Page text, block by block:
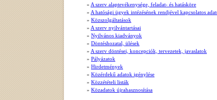
» A szerv alaptevékenysége, feladat- és hatásköre
» A hatósági ügyek intézésének rendjével kapcsolatos
» Közszolgáltatások
» A szerv nyilvántartásai
» Nyilvános kiadványok
» Döntéshozatal, ülések
» A szerv döntései, koncepciók, tervezetek, javaslatok
» Pályázatok
» Hirdetmények
» Közérdekű adatok igénylése
» Közzétételi listák
» Közadatok újrahasznosítása